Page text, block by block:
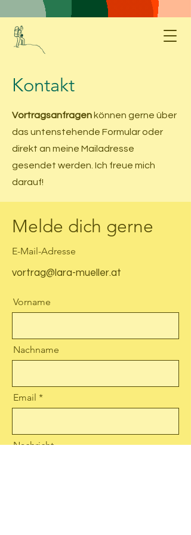
Kontakt
Vortragsanfragen können gerne über
das untenstehende Formular oder
direkt an meine Mailadresse
gesendet werden. Ich freue mich
darauf!
Melde dich gerne
E-Mail-Adresse
vortrag@lara-mueller.at
Vorname
Nachname
Email
Nachricht